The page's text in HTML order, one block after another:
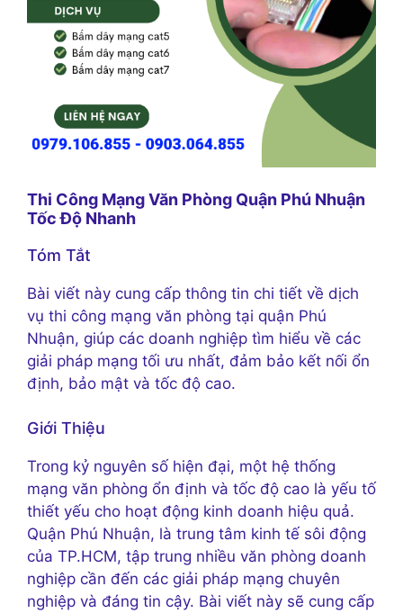
Thi Công Mạng Văn Phòng Quận Phú Nhuận
Tốc Độ Nhanh
Tóm Tắt
Bài viết này cung cấp thông tin chi tiết về dịch
vụ thi công mạng văn phòng tại quận Phú
Nhuận, giúp các doanh nghiệp tìm hiểu về các
giải pháp mạng tối ưu nhất, đảm bảo kết nối ổn
định, bảo mật và tốc độ cao.
Giới Thiệu
Trong kỷ nguyên số hiện đại, một hệ thống
mạng văn phòng ổn định và tốc độ cao là yếu tố
thiết yếu cho hoạt động kinh doanh hiệu quả.
Quận Phú Nhuận, là trung tâm kinh tế sôi động
của TP.HCM, tập trung nhiều văn phòng doanh
nghiệp cần đến các giải pháp mạng chuyên
nghiệp và đáng tin cậy. Bài viết này sẽ cung cấp